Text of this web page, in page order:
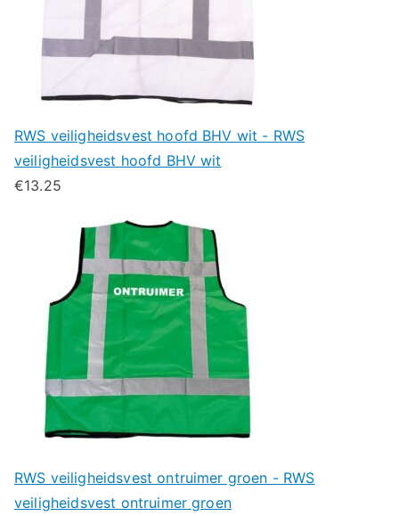
RWS veiligheidsvest hoofd BHV wit - RWS
veiligheidsvest hoofd BHV wit
€13.25
RWS veiligheidsvest ontruimer groen - RWS
veiligheidsvest ontruimer groen